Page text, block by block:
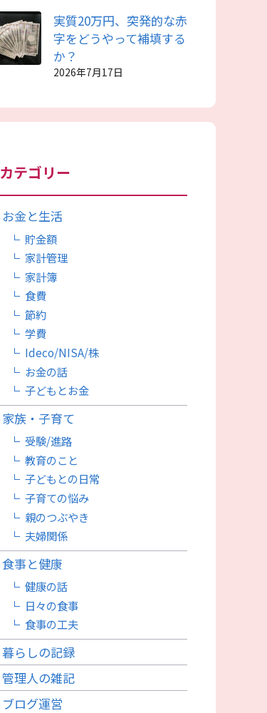
実質20万円、突発的な赤
字をどうやって補填する
か？
2026年7月17日
カテゴリー
お金と生活
貯金額
家計管理
家計簿
食費
節約
学費
Ideco/NISA/株
お金の話
子どもとお金
家族・子育て
受験/進路
教育のこと
子どもとの日常
子育ての悩み
親のつぶやき
夫婦関係
食事と健康
健康の話
日々の食事
食事の工夫
暮らしの記録
管理人の雑記
ブログ運営